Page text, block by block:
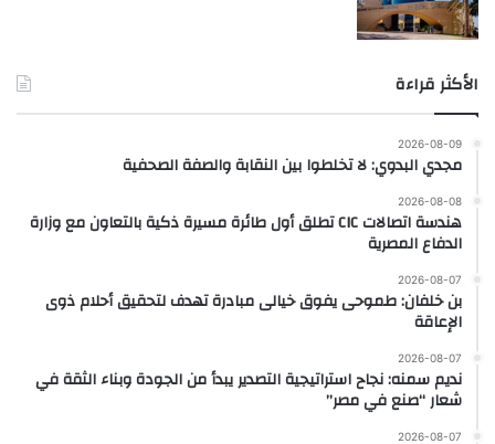
الأكثر قراءة
2026-08-09
مجدي البدوي: لا تخلطوا بين النقابة والصفة الصحفية
2026-08-08
هندسة اتصالات CIC تطلق أول طائرة مسيرة ذكية بالتعاون مع وزارة
الدفاع المصرية
2026-08-07
بن خلفان: طموحى يفوق خيالى مبادرة تهدف لتحقيق أحلام ذوى
الإعاقة
2026-08-07
نديم سمنه: نجاح استراتيجية التصدير يبدأ من الجودة وبناء الثقة في
شعار “صنع في مصر”
2026-08-07